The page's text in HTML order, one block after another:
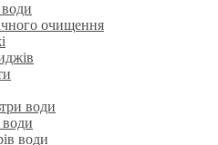
води
очищення
води
води